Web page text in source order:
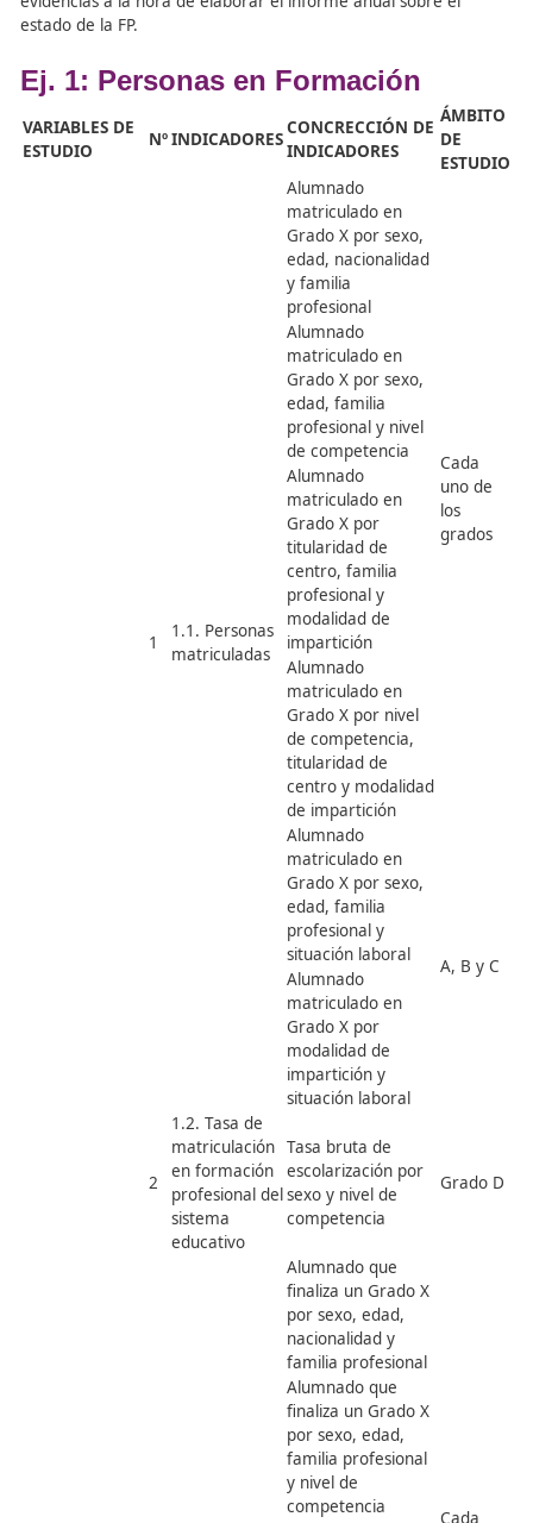
En el proceso de desarrollo delSistema Estatal de
elaborado una tabla en formato Excel, en la que se
relación de cada uno de los 13 ejes temáticos del
sus variables de estudio e indicadores, incluyendo
los mismos. Esta tabla sirve de guía para la recogida de
evidencias a la hora de elaborar el informe anual sobre
Ej. 1: Personas en Formación
INDICADORES
CONCRECCIÓN DE
INDICADORES
1.1. Personas
matriculadas
Alumnado
matriculado en
Grado X por sexo,
edad, nacionalidad
y familia
profesional
Alumnado
matriculado en
Grado X por sexo,
edad, familia
profesional y nivel
de competencia
Alumnado
matriculado en
Grado X por
titularidad de
centro, familia
profesional y
modalidad de
impartición
Alumnado
matriculado en
Grado X por nivel
de competencia,
titularidad de
centro y modalidad
de impartición
Alumnado
matriculado en
Grado X por sexo,
profesional y
situación laboral
Alumnado
matriculado en
Grado X por
modalidad de
impartición y
situación laboral
1.2. Tasa de